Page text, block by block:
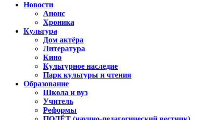
Новости
Анонс
Хроника
Культура
Дом актёра
Литература
Кино
Культурное наследие
Парк культуры и чтения
Образование
Школа и вуз
Учитель
Реформы